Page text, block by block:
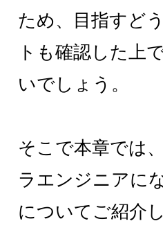
ため、目指すど
トも確認した上
いでしょう。
そこで本章では
ラエンジニアに
についてご紹介